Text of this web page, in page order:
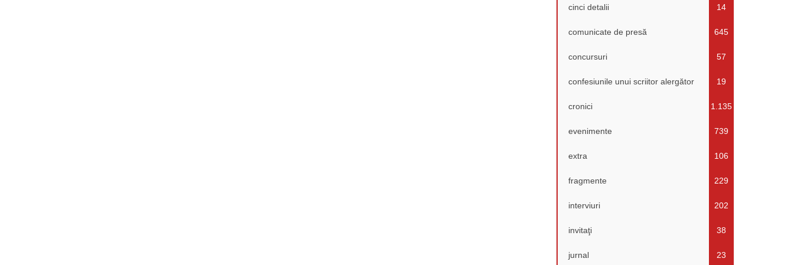
cinci detalii 14
comunicate de presă 645
concursuri 57
confesiunile unui scriitor alergător 19
cronici 1.135
evenimente 739
extra 106
fragmente 229
interviuri 202
invitaţi 38
jurnal 23